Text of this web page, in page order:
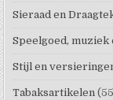
Sieraad en
Speelgoed, muziek
Stijl en
Tabaksartikelen